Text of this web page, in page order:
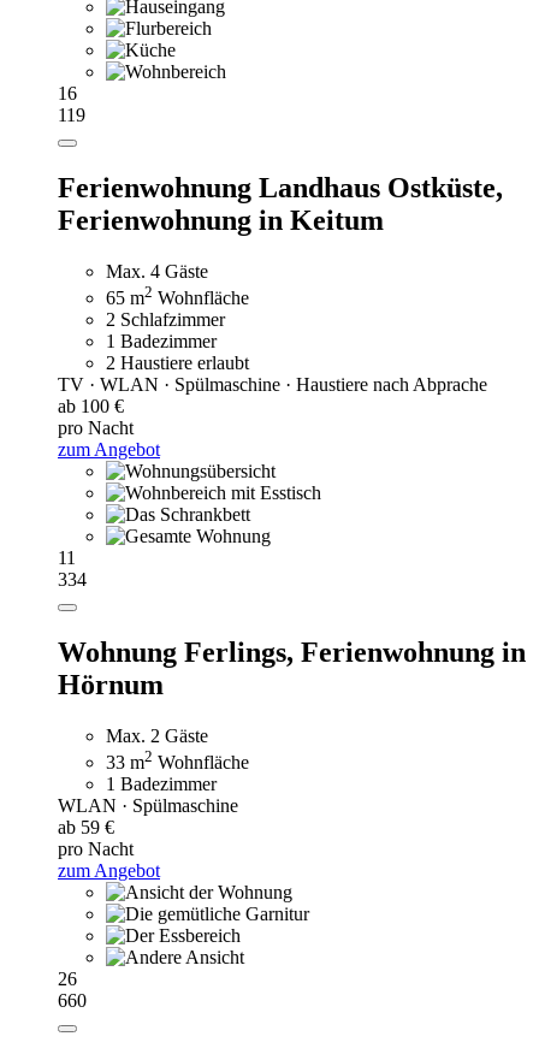
16
119
Ferienwohnung Landhaus Ostküste,
Ferienwohnung in Keitum
Max. 4 Gäste
65 m2 Wohnfläche
2 Schlafzimmer
1 Badezimmer
2 Haustiere erlaubt
TV · WLAN · Spülmaschine · Haustiere nach Abprache
ab 100 €
pro Nacht
zum Angebot
11
334
Wohnung Ferlings, Ferienwohnung in
Hörnum
Max. 2 Gäste
33 m2 Wohnfläche
1 Badezimmer
WLAN · Spülmaschine
ab 59 €
pro Nacht
zum Angebot
26
660